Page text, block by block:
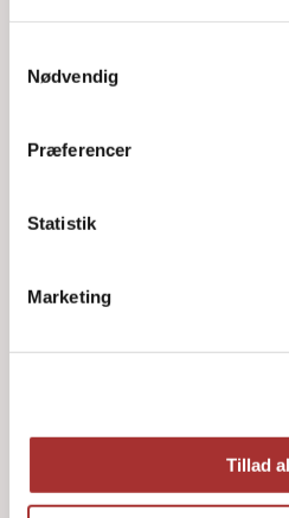
Nødvendig
Præferencer
Statistik
Marketing
Tillad
2. oktober 2024
tømrersvend Niclas
I er nu begge udlært og vi vil